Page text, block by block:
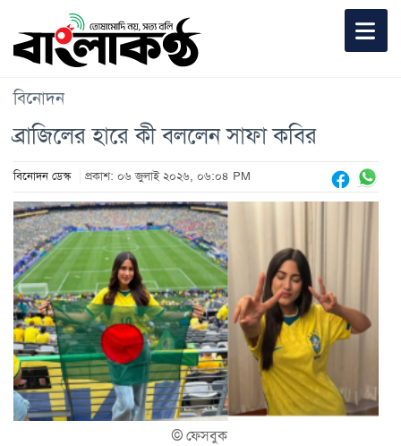
বিনোদন
ব্রাজিলের হারে কী বললেন সাফা কবির
বিনোদন ডেস্ক প্রকাশ: ০৬ জুলাই ২০২৬, ০৬:০৪ PM
© ফেসবুক